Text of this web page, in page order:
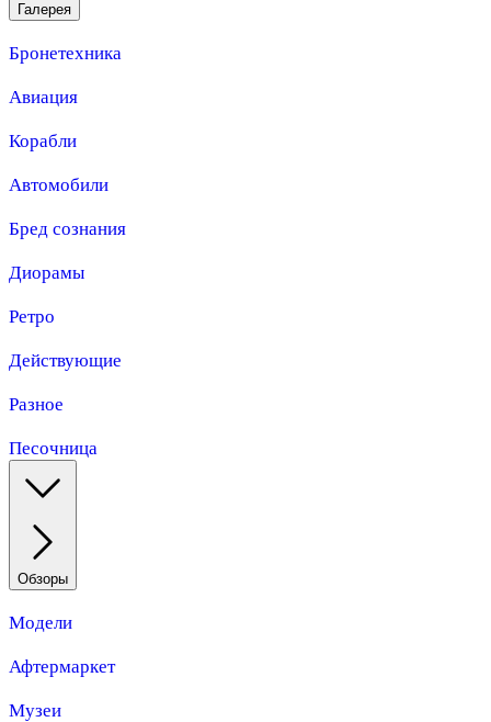
Галерея
Бронетехника
Авиация
Корабли
Автомобили
Бред сознания
Диорамы
Ретро
Действующие
Разное
Песочница
Обзоры
Модели
Афтермаркет
Музеи